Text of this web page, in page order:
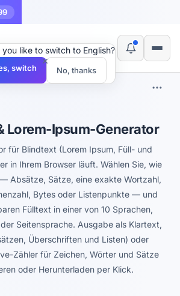
Lorem-Ipsum-Generator
für Blindtext (Lorem Ipsum, Füll- und
in Ihrem Browser läuft. Wählen Sie, wie
Absätze, Sätze, eine exakte Wortzahl,
Bytes oder Listenpunkte — und
Fülltext in einer von 10 Sprachen,
Seitensprache. Ausgabe als Klartext,
Überschriften und Listen) oder
Zähler für Zeichen, Wörter und Sätze
oder Herunterladen per Klick.
×
you like to switch to English?
switch No, thanks